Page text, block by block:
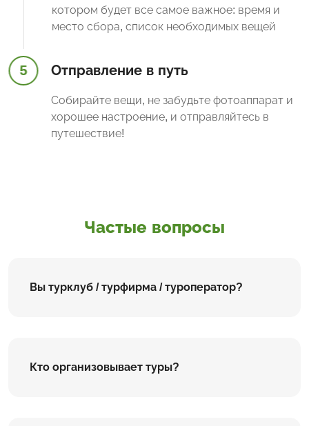
котором будет все самое важное: время и
место сбора, список необходимых вещей
5 Отправление в путь
Собирайте вещи, не забудьте фотоаппарат и
хорошее настроение, и отправляйтесь в
путешествие!
Частые вопросы
Вы турклуб / турфирма / туроператор?
Кто организовывает туры?